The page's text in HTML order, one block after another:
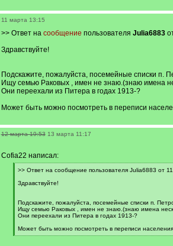
11 марта 13:15
>> Ответ на сообщение пользователя Julia6883
Здравствуйте!
Подскажите, пожалуйста, посемейные списки п.
Ищу семью Раковых , имен не знаю.(знаю имена
Они переехали из Питера в годах 1913-?
Может быть можно посмотреть в переписи
12 марта 19:53 13 марта 11:17
Cofia22 написал:
[
]
>> Ответ на сообщение пользователя Julia6883 от
Здравствуйте!
Подскажите, пожалуйста, посемейные списки п.
Ищу семью Раковых , имен не знаю.(знаю имена
Они переехали из Питера в годах 1913-?
Может быть можно посмотреть в переписи
[